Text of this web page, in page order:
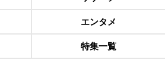
エンタメ
特集一覧